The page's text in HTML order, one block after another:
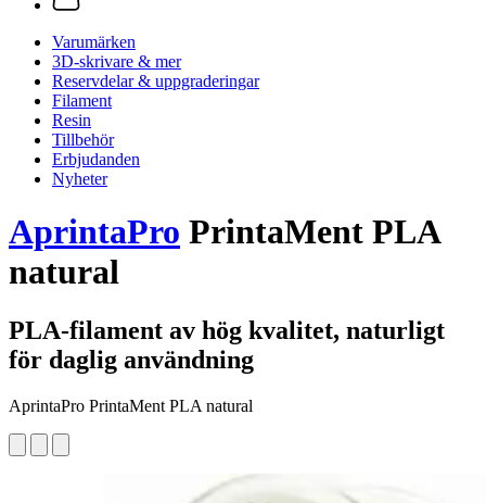
Varumärken
3D-skrivare & mer
Reservdelar & uppgraderingar
Filament
Resin
Tillbehör
Erbjudanden
Nyheter
AprintaPro PrintaMent PLA
natural
PLA-filament av hög kvalitet, naturligt
för daglig användning
AprintaPro PrintaMent PLA natural